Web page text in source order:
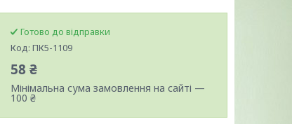
Готово до відправки
Код: ПК5-1109
58 ₴
Мінімальна сума замовлення на сайті —
100 ₴